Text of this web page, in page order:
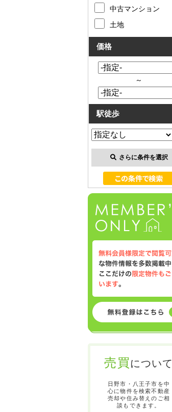
中古マンション
土地
価格
～
駅徒歩
さらに条件を選択
売買について
日野市・八王子市を中
心に物件を検索不動産
売却や住み替えのご相
談もできます。